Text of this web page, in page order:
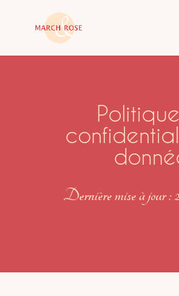
Dernière mise à jour :